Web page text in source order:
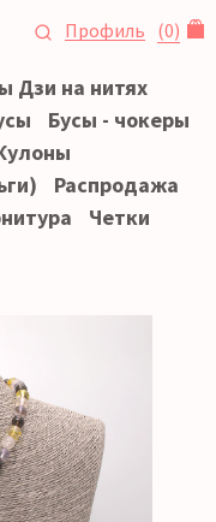
Профиль (0)
Дзи на нитях
Бусы - чокеры
Распродажа
Четки